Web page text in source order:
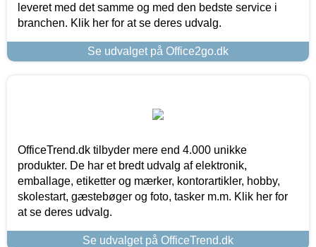
leveret med det samme og med den bedste service i
branchen. Klik her for at se deres udvalg.
Se udvalget på Office2go.dk
OfficeTrend.dk tilbyder mere end 4.000 unikke
produkter. De har et bredt udvalg af elektronik,
emballage, etiketter og mærker, kontorartikler, hobby,
skolestart, gæstebøger og foto, tasker m.m. Klik her for
at se deres udvalg.
Se udvalget på OfficeTrend.dk